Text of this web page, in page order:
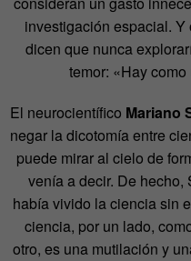
investigación espacial.
dicen que nunca
temor: «Hay
El neurocientífico Mariano
negar la dicotomía entre
puede mirar al cielo de
venía a decir. De
había vivido la ciencia sin
ciencia, por un lado,
otro, es una mutilación y